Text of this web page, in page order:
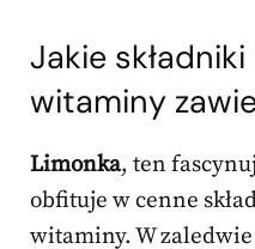
Jakie
witaminy
Limonka, ten
obfituje w cenne
witaminy. W